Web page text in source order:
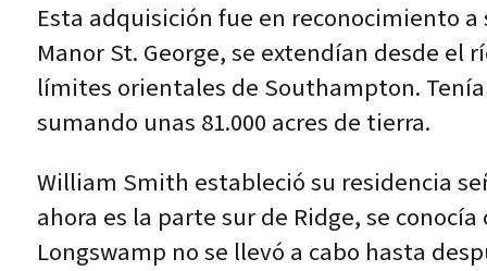
Esta adquisición fue en reconocimiento
Manor St. George, se extendían desde
límites orientales de Southampton.
sumando unas 81.000 acres de tierra.
William Smith estableció su residencia
ahora es la parte sur de Ridge, se
Longswamp no se llevó a cabo hasta